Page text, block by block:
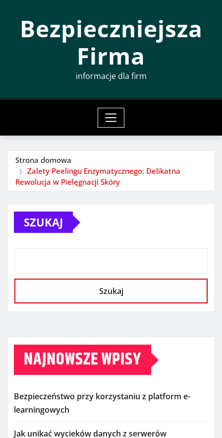
Bezpieczniejsza
Firma
informacje dla firm
Strona domowa
Zalety Peelingu Enzymatycznego: Delikatna
Rewolucja w Pielęgnacji Skóry
SZUKAJ
Szukaj
NAJNOWSZE WPISY
Bezpieczeństwo przy korzystaniu z platform e-
learningowych
Jak unikać wycieków danych z serwerów